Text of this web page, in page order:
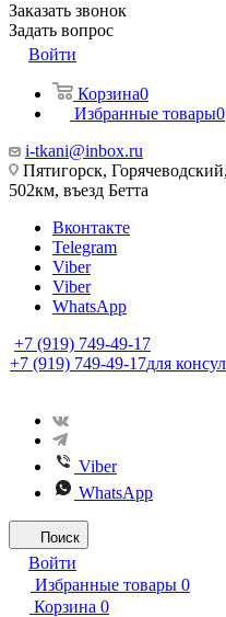
Заказать звонок
Задать вопрос
Войти
Корзина0
Избранные товары0
i-tkani@inbox.ru
Пятигорск,
502км, въезд Бетта
Вконтакте
Telegram
Viber
Viber
WhatsApp
+7 (919) 749-49-17
+7 (919) 749-49-17для
Viber
WhatsApp
Поиск
Войти
Избранные товары 0
Корзина 0